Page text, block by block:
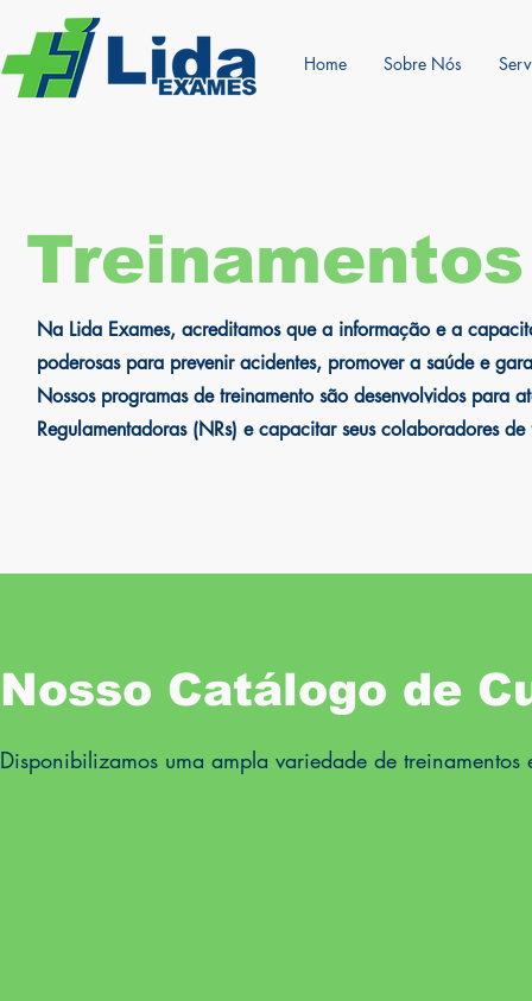
Home Sobre Nós
Treinamentos
Na Lida Exames, acreditamos que a informação e a
poderosas para prevenir acidentes, promover a saúde e
Nossos programas de treinamento são desenvolvidos para
Regulamentadoras (NRs) e capacitar seus colaboradores
Nosso Catálogo de
Disponibilizamos uma ampla variedade de